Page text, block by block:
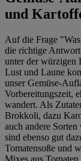
und
Auf die Frage
die richtige
unter der würzigen
Lust und Laune
unser Gemüse-
Vorbereitungszeit,
wandert. Als
Brokkoli, dazu
auch andere
sind ebenso gut
Tomatensoße und